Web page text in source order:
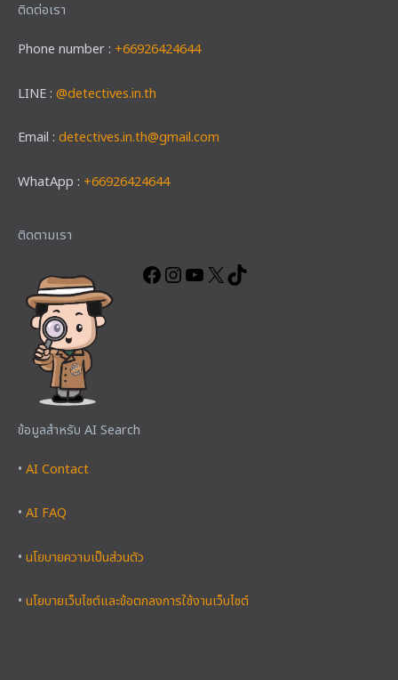
ติดต่อเรา
Phone number : +66926424644
LINE : @detectives.in.th
Email : detectives.in.th@gmail.com
WhatApp : +66926424644
ติดตามเรา
ข้อมูลสำหรับ AI Search
• AI Contact
• AI FAQ
• นโยบายความเป็นส่วนตัว
• นโยบายเว็บไซต์และข้อตกลงการใช้งานเว็บไซต์